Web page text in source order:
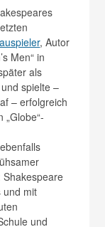
, Autor
Men“ in
als
spielte –
– erfolgreich
Shakespeare
und mit
und